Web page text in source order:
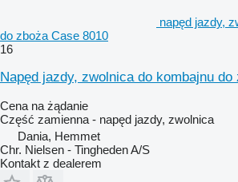
napęd jazdy,
do zboża Case 8010
16
Napęd jazdy, zwolnica do kombajnu do
Cena na żądanie
Część zamienna - napęd jazdy, zwolnica
Dania, Hemmet
Chr. Nielsen - Tingheden A/S
Kontakt z dealerem